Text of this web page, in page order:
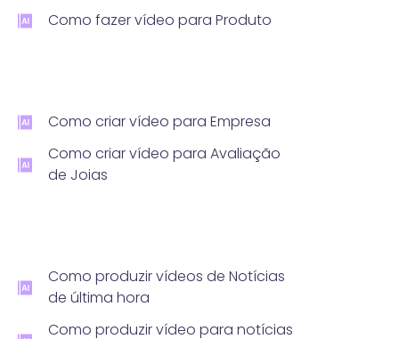
Como fazer vídeo para Produto
Como criar vídeo para Empresa
Como criar vídeo para Avaliação
de Joias
Como produzir vídeos de Notícias
de última hora
Como produzir vídeo para notícias